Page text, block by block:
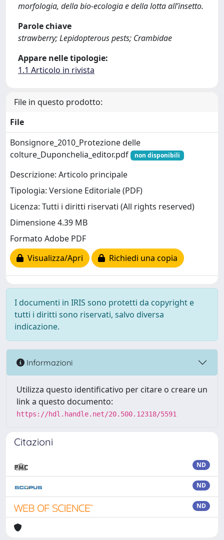
morfologia, della bio-ecologia e della lotta all’insetto.
Parole chiave
strawberry; Lepidopterous pests; Crambidae
Appare nelle tipologie:
1.1 Articolo in rivista
File in questo prodotto:
File
Bonsignore_2010_Protezione delle
colture_Duponchelia_editor.pdf
non disponibili
Descrizione: Articolo principale
Tipologia: Versione Editoriale (PDF)
Licenza: Tutti i diritti riservati (All rights reserved)
Dimensione 4.39 MB
Formato Adobe PDF
Visualizza/Apri
Richiedi una copia
I documenti in IRIS sono protetti da copyright e
tutti i diritti sono riservati, salvo diversa
indicazione.
Informazioni
Utilizza questo identificativo per citare o creare un
link a questo documento:
https://hdl.handle.net/20.500.12318/5591
Citazioni
ND
ND
ND